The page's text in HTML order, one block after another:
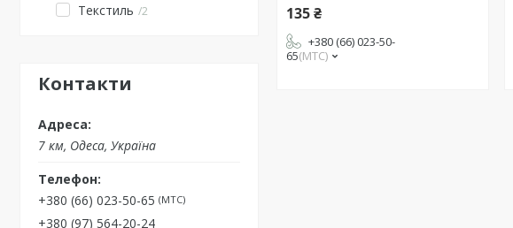
Текстиль 2
Контакти
7 км, Одеса, Україна
+380 (66) 023-50-65 МТС
+380 (97) 564-20-24
135 ₴
+380 (66) 023-50-
65 МТС